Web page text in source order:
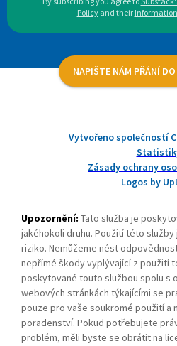
Policy and their
NAPIŠTE NÁM PŘÁNÍ
Vytvořeno společností
Zásady ochrany
Logos by
Upozornění: Tato služba je
jakéhokoli druhu. Použití této
riziko. Nemůžeme nést
nepřímé škody vyplývající z použití
poskytované touto službou spolu s
webových stránkách týkajícími se
pouze pro vaše soukromé použití a
poradenství. Pokud potřebujete
problém, měli byste se obrátit na